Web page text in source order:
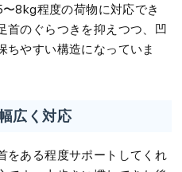
8kg程度の荷物に対応でき
首のぐらつきを抑えつつ、凹
ちやすい構造になっていま
広く対応
をある程度サポートしてくれ